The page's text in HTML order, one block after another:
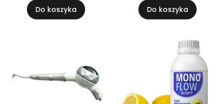
Do koszyka Do koszyka